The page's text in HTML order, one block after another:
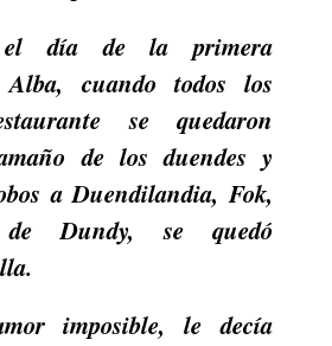
el día de la primera
cuando todos los
se quedaron
de los duendes y
a Duendilandia, Fok,
Dundy, se quedó
imposible, le decía